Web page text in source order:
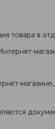
товара в